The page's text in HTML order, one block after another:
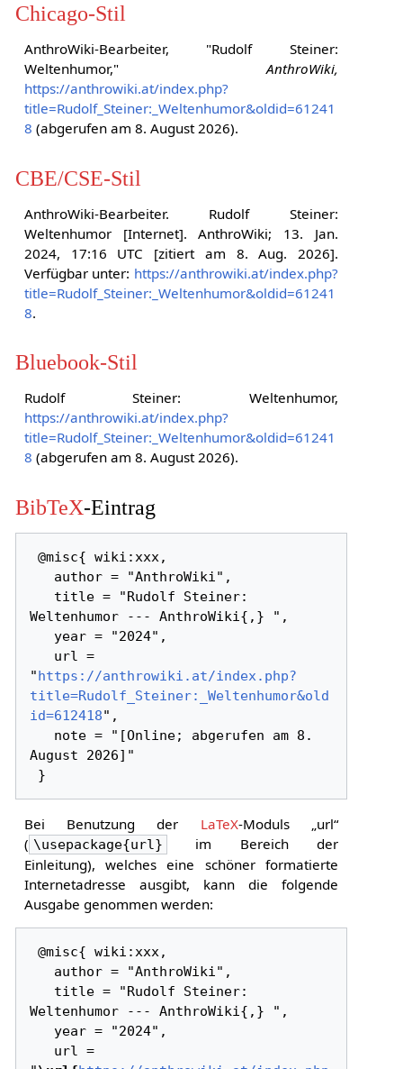
Chicago-Stil
AnthroWiki-Bearbeiter, "Rudolf Steiner:
Weltenhumor,"AnthroWiki,
https://anthrowiki.at/index.php?
title=Rudolf_Steiner:_Weltenhumor&oldid=61241
8 (abgerufen am 8. August 2026).
CBE/CSE-Stil
AnthroWiki-Bearbeiter. Rudolf Steiner:
Weltenhumor [Internet]. AnthroWiki; 13. Jan.
2024, 17:16 UTC [zitiert am 8. Aug. 2026].
Verfügbar unter: https://anthrowiki.at/index.php?
title=Rudolf_Steiner:_Weltenhumor&oldid=61241
8.
Bluebook-Stil
Rudolf Steiner: Weltenhumor,
https://anthrowiki.at/index.php?
title=Rudolf_Steiner:_Weltenhumor&oldid=61241
8 (abgerufen am 8. August 2026).
BibTeX-Eintrag
@misc{ wiki:xxx,
Weltenhumor --- AnthroWiki{,} ",
"https://anthrowiki.at/index.php?
title=Rudolf_Steiner:_Weltenhumor&old
id=612418",
August 2026]"
Bei Benutzung der LaTeX-Moduls „url“
( \usepackage{url}
im Bereich der
Einleitung), welches eine schöner formatierte
Internetadresse ausgibt, kann die folgende
Ausgabe genommen werden:
@misc{ wiki:xxx,
Weltenhumor --- AnthroWiki{,} ",